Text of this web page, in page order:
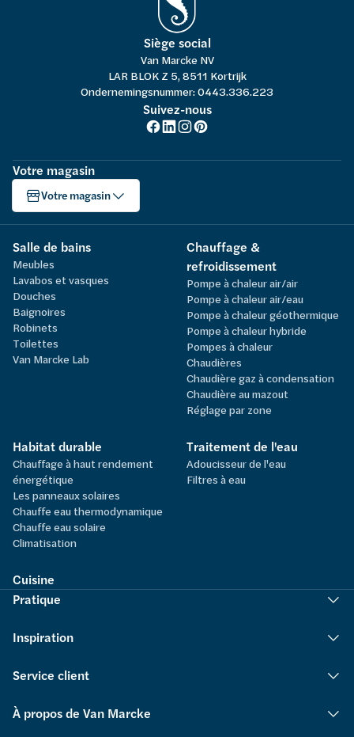
Siège social
Van Marcke NV
LAR BLOK Z 5, 8511 Kortrijk
Ondernemingsnummer: 0443.336.223
Suivez-nous
Votre magasin
Votre magasin
Salle de bains
Meubles
Lavabos et vasques
Douches
Baignoires
Robinets
Toilettes
Van Marcke Lab
Chauffage &
refroidissement
Pompe à chaleur air/air
Pompe à chaleur air/eau
Pompe à chaleur géothermique
Pompe à chaleur hybride
Pompes à chaleur
Chaudières
Chaudière gaz à condensation
Chaudière au mazout
Réglage par zone
Habitat durable
Chauffage à haut rendement
énergétique
Les panneaux solaires
Chauffe eau thermodynamique
Chauffe eau solaire
Climatisation
Traitement de l'eau
Adoucisseur de l'eau
Filtres à eau
Cuisine
Pratique
Inspiration
Service client
À propos de Van Marcke